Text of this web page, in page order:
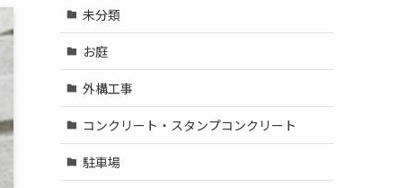
未分類
お庭
外構工事
コンクリート・スタンプコンクリート
駐車場